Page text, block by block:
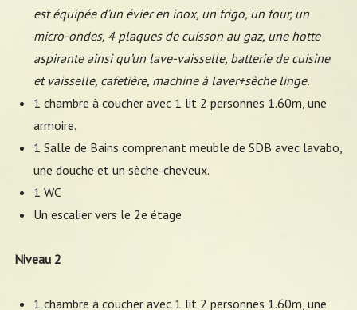
est équipée d’un évier en inox, un frigo, un four, un
micro-ondes, 4 plaques de cuisson au gaz, une hotte
aspirante ainsi qu’un lave-vaisselle, batterie de cuisine
et vaisselle, cafetière, machine à laver+sèche linge.
1 chambre à coucher avec 1 lit 2 personnes 1.60m, une
armoire.
1 Salle de Bains comprenant meuble de SDB avec lavabo,
une douche et un sèche-cheveux.
1 WC
Un escalier vers le 2e étage
Niveau 2
1 chambre à coucher avec 1 lit 2 personnes 1.60m, une